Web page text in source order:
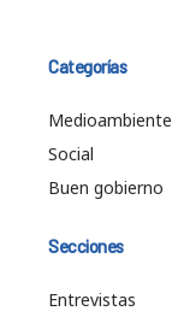
Categorías
Medioambiente
Social
Buen gobierno
Secciones
Entrevistas